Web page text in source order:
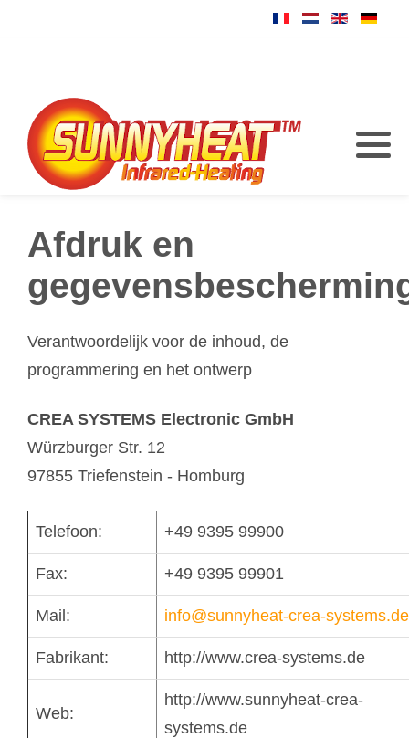
Afdruk en
Verantwoordelijk voor de inhoud, de
programmering en het ontwerp
CREA SYSTEMS Electronic GmbH
Würzburger Str. 12
97855 Triefenstein - Homburg
Telefoon: +49 9395 99900
Fax: +49 9395 99901
Mail: info@sunnyheat-crea-systems.de
Fabrikant: http://www.crea-systems.de
Web:
http://www.sunnyheat-crea-
systems.de